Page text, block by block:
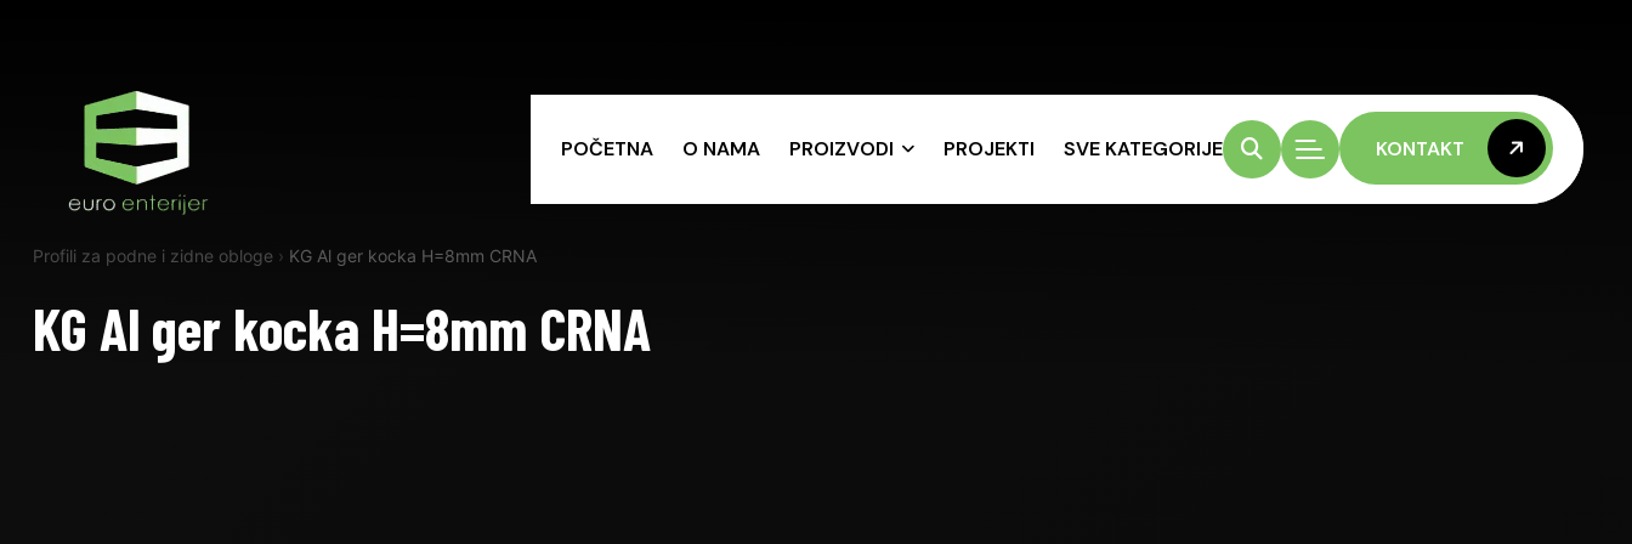
POČETNA O NAMA PROIZVODI PROJEKTI SVE KATEGORIJE KONTAKT
KONTAKT
Profili za podne i zidne obloge › KG Al ger kocka H=8mm CRNA
KG Al ger kocka H=8mm CRNA